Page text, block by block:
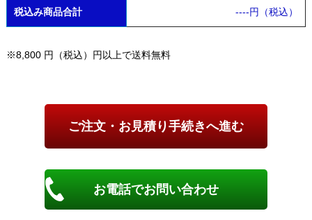
税込み商品合計 ----円（税込）
※8,800 円（税込）円以上で送料無料
お電話でお問い合わせ